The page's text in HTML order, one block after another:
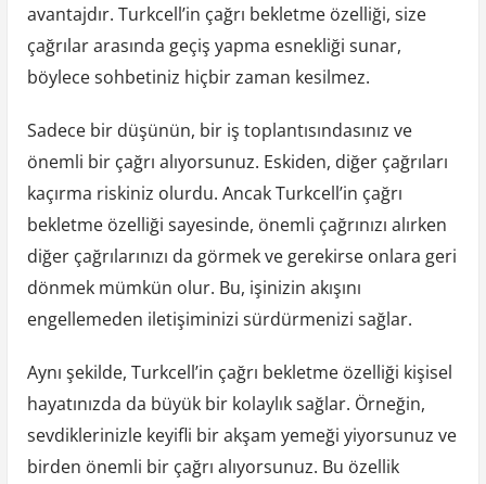
avantajdır. Turkcell’in çağrı bekletme özelliği, size
çağrılar arasında geçiş yapma esnekliği sunar,
böylece sohbetiniz hiçbir zaman kesilmez.
Sadece bir düşünün, bir iş toplantısındasınız ve
önemli bir çağrı alıyorsunuz. Eskiden, diğer çağrıları
kaçırma riskiniz olurdu. Ancak Turkcell’in çağrı
bekletme özelliği sayesinde, önemli çağrınızı alırken
diğer çağrılarınızı da görmek ve gerekirse onlara geri
dönmek mümkün olur. Bu, işinizin akışını
engellemeden iletişiminizi sürdürmenizi sağlar.
Aynı şekilde, Turkcell’in çağrı bekletme özelliği kişisel
hayatınızda da büyük bir kolaylık sağlar. Örneğin,
sevdiklerinizle keyifli bir akşam yemeği yiyorsunuz ve
birden önemli bir çağrı alıyorsunuz. Bu özellik